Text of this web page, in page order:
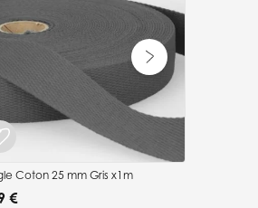
Coton 25 mm Gris x1m
€